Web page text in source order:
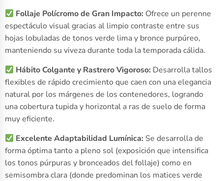
Follaje Polícromo de Gran Impacto: Ofrece un perenne
espectáculo visual gracias al limpio contraste entre sus
hojas lobuladas de tonos verde lima y bronce purpúreo,
manteniendo su viveza durante toda la temporada cálida.
Hábito Colgante y Rastrero Vigoroso: Desarrolla tallos
flexibles de rápido crecimiento que caen con una elegancia
natural por los márgenes de los contenedores, logrando
una cobertura tupida y horizontal a ras de suelo de forma
muy eficiente.
Excelente Adaptabilidad Lumínica: Se desarrolla de
forma óptima tanto a pleno sol (exposición que intensifica
los tonos púrpuras y bronceados del follaje) como en
semisombra clara (donde predominan los matices verde